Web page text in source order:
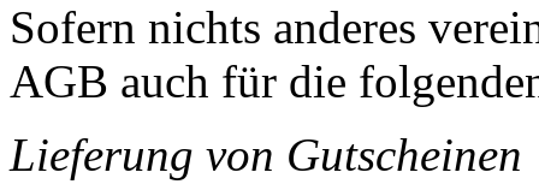
Sofern nichts anderes
AGB auch für die
Lieferung von Gutscheinen